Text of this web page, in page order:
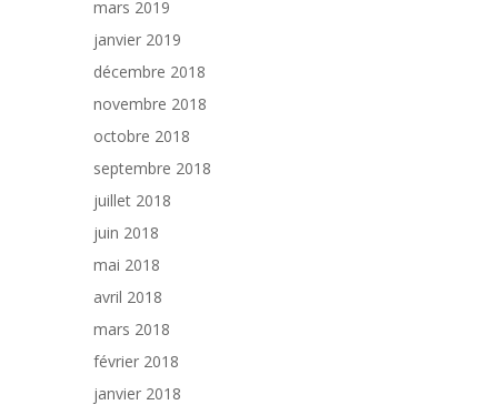
mars 2019
janvier 2019
décembre 2018
novembre 2018
octobre 2018
septembre 2018
juillet 2018
juin 2018
mai 2018
avril 2018
mars 2018
février 2018
janvier 2018